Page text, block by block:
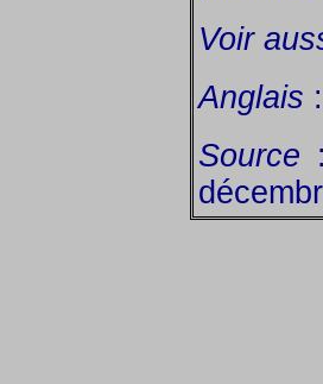
Voir
Anglais :
Source